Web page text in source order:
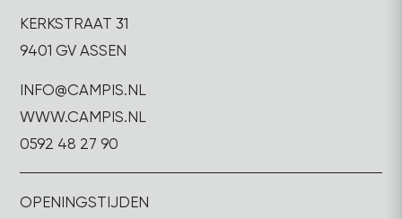
KERKSTRAAT 31
9401 GV ASSEN
INFO@CAMPIS.NL
WWW.CAMPIS.NL
0592 48 27 90
OPENINGSTIJDEN